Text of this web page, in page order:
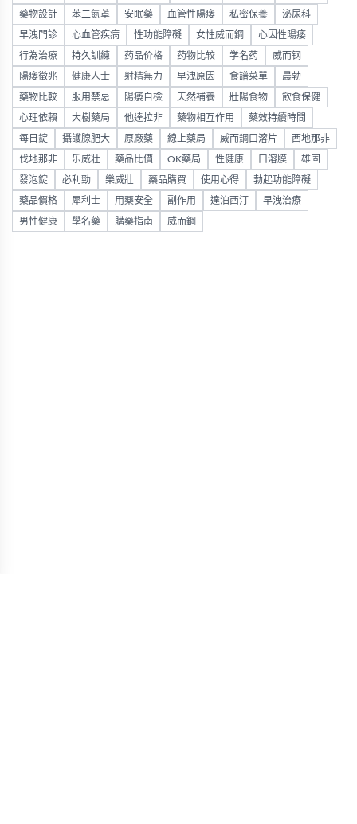
藥物設計 苯二氮䓬 安眠藥 血管性陽痿 私密保養 泌尿科
早洩門診 心血管疾病 性功能障礙 女性威而鋼 心因性陽痿
行為治療 持久訓練 药品价格 药物比较 学名药 威而钢
陽痿徵兆 健康人士 射精無力 早洩原因 食譜菜單 晨勃
藥物比較 服用禁忌 陽痿自檢 天然補養 壯陽食物 飲食保健
心理依賴 大樹藥局 他達拉非 藥物相互作用 藥效持續時間
每日錠 攝護腺肥大 原廠藥 線上藥局 威而鋼口溶片 西地那非
伐地那非 乐威壮 藥品比價 OK藥局 性健康 口溶膜 雄固
發泡錠 必利勁 樂威壯 藥品購買 使用心得 勃起功能障礙
藥品價格 犀利士 用藥安全 副作用 達泊西汀 早洩治療
男性健康 學名藥 購藥指南 威而鋼